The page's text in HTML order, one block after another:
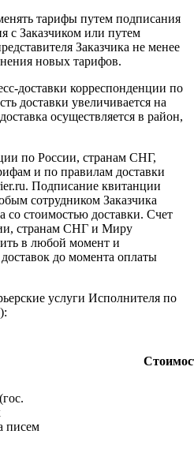
тарифы путем подписания
с Заказчиком или путем
Заказчика не менее
новых тарифов.
доставки корреспонденции по
доставки увеличивается на
осуществляется в район,
по России, странам СНГ,
и по правилам доставки
Подписание квитанции
сотрудником Заказчика
со стоимостью доставки. Счет
странам СНГ и Миру
в любой момент и
до момента оплаты
услуги Исполнителя по
Стоимость и
писем